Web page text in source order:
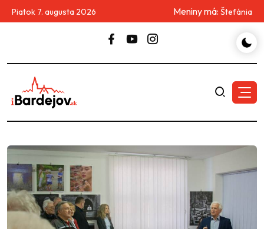
Piatok 7. augusta 2026 Meniny má: Štefánia